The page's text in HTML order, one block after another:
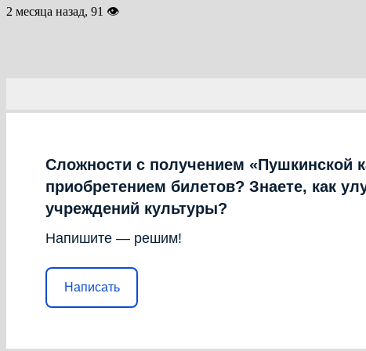
2 месяца назад, 91 👁
Сложности с получением «Пушкинской
приобретением билетов? Знаете, как
учреждений культуры?
Напишите — решим!
Написать